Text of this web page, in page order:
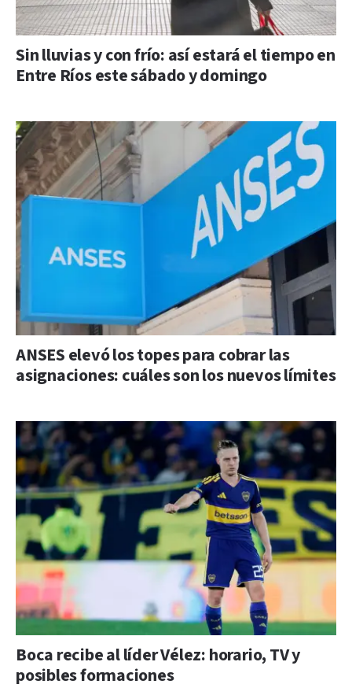
Sin lluvias y con frío: así estará el tiempo en
Entre Ríos este sábado y domingo
ANSES elevó los topes para cobrar las
asignaciones: cuáles son los nuevos límites
Boca recibe al líder Vélez: horario, TV y
posibles formaciones